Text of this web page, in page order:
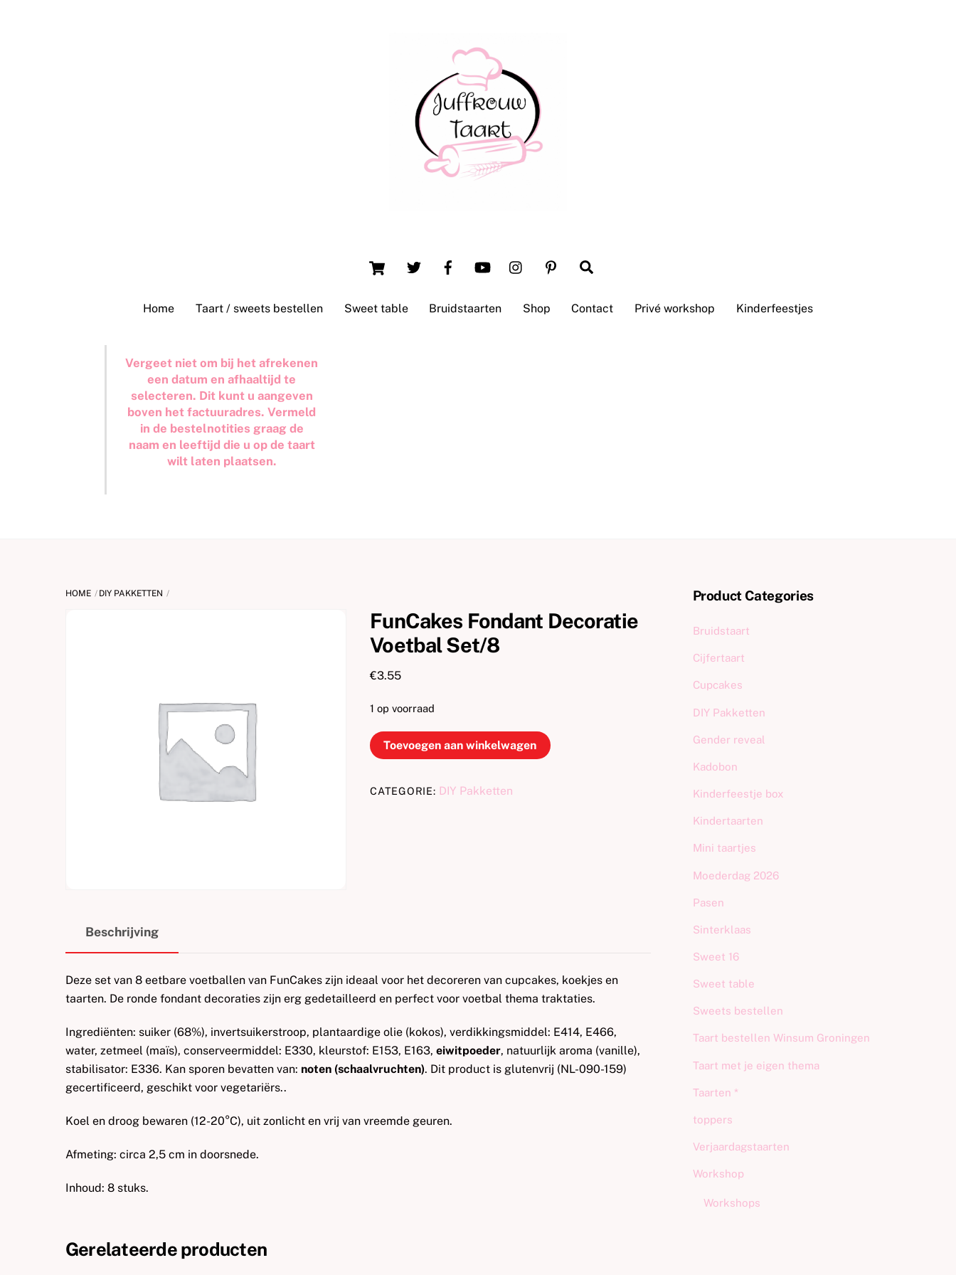
Cart
Home Taart / sweets bestellen Sweet table Bruidstaarten Shop Contact Privé workshop Kinderfeestjes
Vergeet niet om bij het afrekenen
een datum en afhaaltijd te
selecteren. Dit kunt u aangeven
boven het factuuradres. Vermeld
in de bestelnotities graag de
naam en leeftijd die u op de taart
wilt laten plaatsen.
HOME DIY PAKKETTEN
FunCakes Fondant Decoratie
Voetbal Set/8
€3.55
1 op voorraad
FunCakes
Fondant
Voetbal
Toevoegen aan winkelwagen
CATEGORIE: DIY Pakketten
Beschrijving
Deze set van 8 eetbare voetballen van FunCakes zijn ideaal voor het decoreren van cupcakes, koekjes en
taarten. De ronde fondant decoraties zijn erg gedetailleerd en perfect voor voetbal thema traktaties.
Ingrediënten: suiker (68%), invertsuikerstroop, plantaardige olie (kokos), verdikkingsmiddel: E414, E466,
water, zetmeel (maïs), conserveermiddel: E330, kleurstof: E153, E163, eiwitpoeder, natuurlijk aroma (vanille),
stabilisator: E336. Kan sporen bevatten van: noten (schaalvruchten). Dit product is glutenvrij (NL-090-159)
gecertificeerd, geschikt voor vegetariërs..
Koel en droog bewaren (12-20°C), uit zonlicht en vrij van vreemde geuren.
Afmeting: circa 2,5 cm in doorsnede.
Inhoud: 8 stuks.
Gerelateerde producten
Product Categories
Bruidstaart
Cijfertaart
Cupcakes
DIY Pakketten
Gender reveal
Kadobon
Kinderfeestje box
Kindertaarten
Mini taartjes
Moederdag 2026
Pasen
Sinterklaas
Sweet 16
Sweet table
Sweets bestellen
Taart bestellen Winsum Groningen
Taart met je eigen thema
Taarten *
toppers
Verjaardagstaarten
Workshop
Workshops
Top